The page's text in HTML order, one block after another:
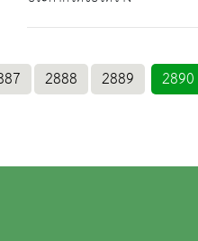
2888 2889 2890